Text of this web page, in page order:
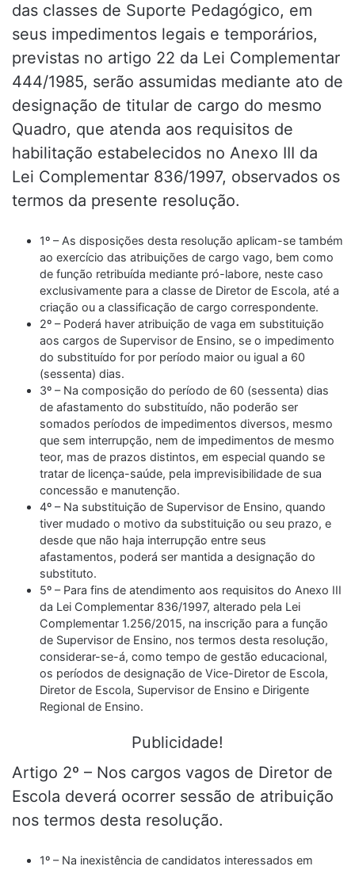
das classes de Suporte Pedagógico, em
seus impedimentos legais e temporários,
previstas no artigo 22 da Lei Complementar
444/1985, serão assumidas mediante ato de
designação de titular de cargo do mesmo
Quadro, que atenda aos requisitos de
habilitação estabelecidos no Anexo III da
Lei Complementar 836/1997, observados os
termos da presente resolução.
1º – As disposições desta resolução aplicam-se também
ao exercício das atribuições de cargo vago, bem como
de função retribuída mediante pró-labore, neste caso
exclusivamente para a classe de Diretor de Escola, até a
criação ou a classificação de cargo correspondente.
2º – Poderá haver atribuição de vaga em substituição
aos cargos de Supervisor de Ensino, se o impedimento
do substituído for por período maior ou igual a 60
(sessenta) dias.
3º – Na composição do período de 60 (sessenta) dias
de afastamento do substituído, não poderão ser
somados períodos de impedimentos diversos, mesmo
que sem interrupção, nem de impedimentos de mesmo
teor, mas de prazos distintos, em especial quando se
tratar de licença-saúde, pela imprevisibilidade de sua
concessão e manutenção.
4º – Na substituição de Supervisor de Ensino, quando
tiver mudado o motivo da substituição ou seu prazo, e
desde que não haja interrupção entre seus
afastamentos, poderá ser mantida a designação do
substituto.
5º – Para fins de atendimento aos requisitos do Anexo III
da Lei Complementar 836/1997, alterado pela Lei
Complementar 1.256/2015, na inscrição para a função
de Supervisor de Ensino, nos termos desta resolução,
considerar-se-á, como tempo de gestão educacional,
os períodos de designação de Vice-Diretor de Escola,
Diretor de Escola, Supervisor de Ensino e Dirigente
Regional de Ensino.
Publicidade!
Artigo 2º – Nos cargos vagos de Diretor de
Escola deverá ocorrer sessão de atribuição
nos termos desta resolução.
1º – Na inexistência de candidatos interessados em